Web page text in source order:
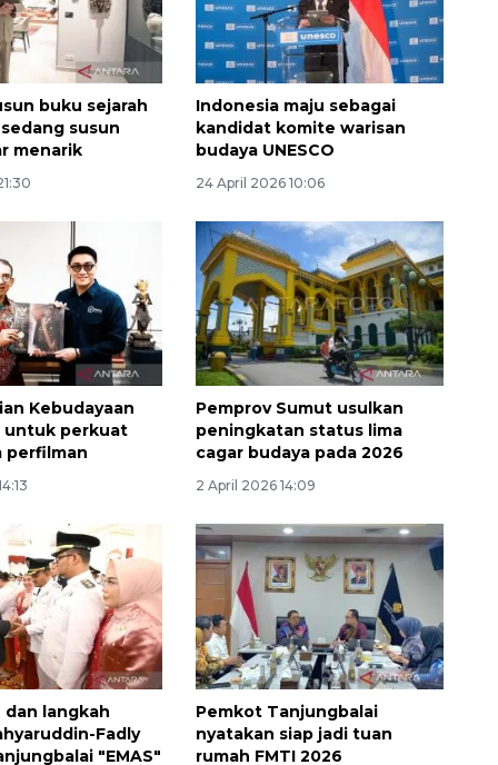
buku sejarah
susun
menarik
Indonesia maju sebagai
kandidat komite warisan
budaya UNESCO
24 April 2026 10:06
Kebudayaan
untuk perkuat
perfilman
Pemprov Sumut usulkan
peningkatan status lima
cagar budaya pada 2026
2 April 2026 14:09
langkah
Fadly
"EMAS"
Pemkot Tanjungbalai
nyatakan siap jadi tuan
rumah FMTI 2026
132 ribu keluarga graduasi dari
kemiskinan
2026-08-07 06:45:00